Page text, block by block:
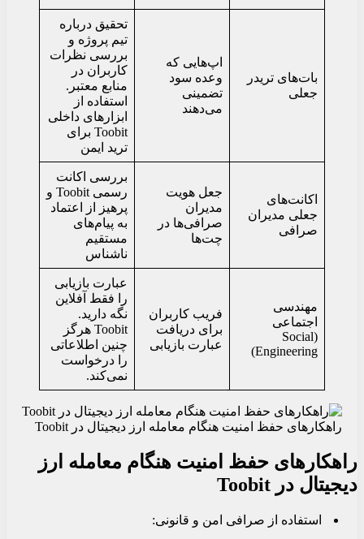
بات‌های تریدر
جعلی
اپ‌هایی که
وعده سود
تضمینی
می‌دهند
تحقیق درباره
تیم پروژه و
بررسی نظرات
کاربران در
منابع معتبر.
استفاده از
ابزارهای داخلی
Toobit برای
ترید ایمن
اکانت‌های
جعلی مدیران
صرافی
جعل هویت
مدیران
صرافی‌ها در
چت‌ها
بررسی اکانت
رسمی Toobit و
پرهیز از اعتماد
به پیام‌های
مستقیم
ناشناس
مهندسی
اجتماعی
(Social
Engineering)
فریب کاربران
برای دریافت
عبارت بازیابی
عبارت بازیابی
را فقط آفلاین
نگه دارید.
Toobit هرگز
چنین اطلاعاتی
را درخواست
نمی‌کند.
راهکارهای حفظ امنیت هنگام معامله ارز دیجیتال در Toobit
راهکارهای حفظ امنیت هنگام معامله ارز
دیجیتال در Toobit
استفاده از صرافی امن و قانونی: